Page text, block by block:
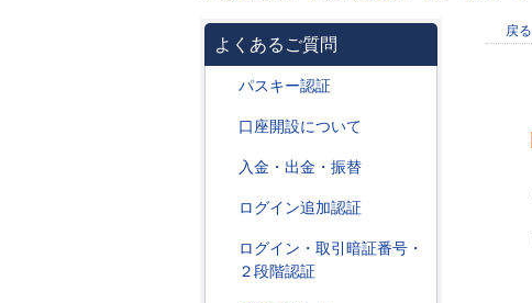
よくあるご質問
パスキー認証
口座開設について
入金・出金・振替
ログイン追加認証
ログイン・取引暗証番号・
２段階認証
戻る